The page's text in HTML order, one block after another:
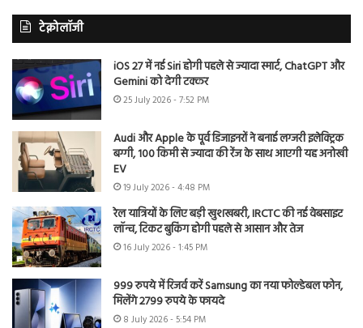
टेक्नोलॉजी
iOS 27 में नई Siri होगी पहले से ज्यादा स्मार्ट, ChatGPT और
Gemini को देगी टक्कर
25 July 2026 - 7:52 PM
Audi और Apple के पूर्व डिजाइनरों ने बनाई लग्जरी इलेक्ट्रिक
बग्गी, 100 किमी से ज्यादा की रेंज के साथ आएगी यह अनोखी
EV
19 July 2026 - 4:48 PM
रेल यात्रियों के लिए बड़ी खुशखबरी, IRCTC की नई वेबसाइट
लॉन्च, टिकट बुकिंग होगी पहले से आसान और तेज
16 July 2026 - 1:45 PM
999 रुपये में रिजर्व करें Samsung का नया फोल्डेबल फोन,
मिलेंगे 2799 रुपये के फायदे
8 July 2026 - 5:54 PM